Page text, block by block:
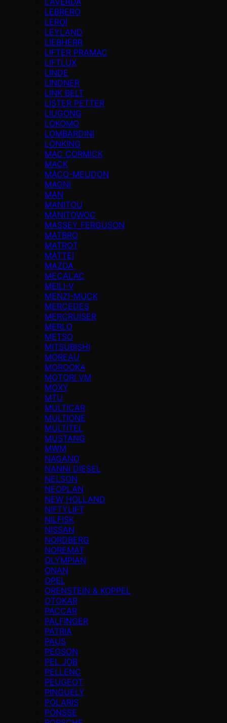
LEBRERO
LEROI
LEYLAND
LIEBHERR
LIFTER PRAMAC
LIFTLUX
LINDE
LINDNER
LINK BELT
LISTER PETTER
LIUGONG
LOKOMO
LOMBARDINI
LONKING
MAC CORMICK
MACK
MACO-MEUDON
MAGNI
MAN
MANITOU
MANITOWOC
MASSEY FERGUSON
MATBRO
MATROT
MATTEI
MAZDA
MECALAC
MEILI-V
MENZI-MUCK
MERCEDES
MERCRUISER
MERLO
METSO
MITSUBISHI
MOREAU
MOROOKA
MOTORI VM
MOXY
MTU
MULTICAR
MULTIONE
MULTITEL
MUSTANG
MWM
NAGANO
NANNI DIESEL
NELSON
NEOPLAN
NEW HOLLAND
NIFTYLIFT
NILFISK
NISSAN
NORDBERG
NOREMAT
OLYMPIAN
ONAN
OPEL
ORENSTEIN & KOPPEL
OTOKAR
PACCAR
PALFINGER
PATRIA
PAUS
PEGSON
PEL JOB
PELLENC
PEUGEOT
PINGUELY
POLARIS
PONSSE